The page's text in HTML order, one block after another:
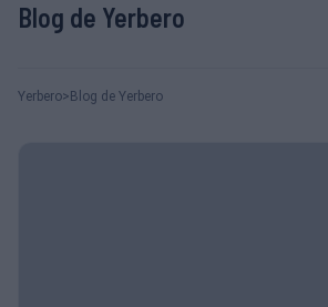
Blog de Yerbero
Yerbero> Blog de Yerbero